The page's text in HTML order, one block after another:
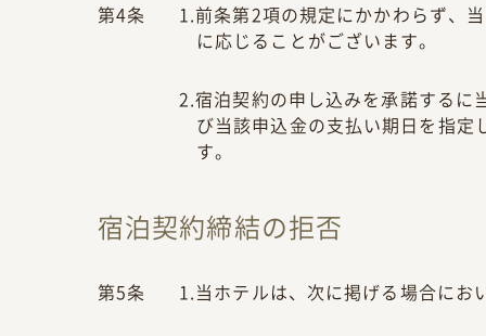
第4条
1.前条第2項の規定にかかわらず、
に応じることがございます。
2.宿泊契約の申し込みを承諾するに
び当該申込金の支払い期日を指
す。
宿泊契約締結の拒否
第5条 1.当ホテルは、次に掲げる場合にお